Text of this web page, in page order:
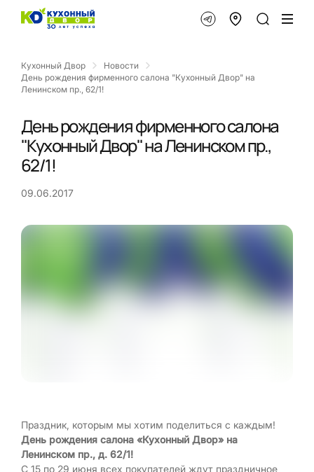
Кухонный Двор
Новости
День рождения фирменного салона "Кухонный Двор" на
Ленинском пр., 62/1!
День рождения фирменного салона
"Кухонный Двор" на Ленинском пр.,
62/1!
09.06.2017
Праздник, которым мы хотим поделиться с каждым!
День рождения салона «Кухонный Двор» на
Ленинском пр., д. 62/1!
С 15 по 29 июня всех покупателей ждут праздничное